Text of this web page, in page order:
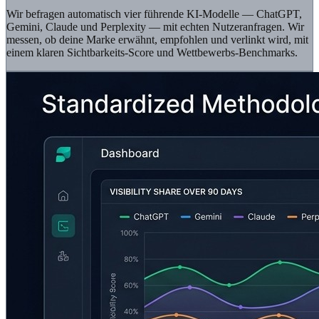
Wir befragen automatisch vier führende KI-Modelle — ChatGPT,
Gemini, Claude und Perplexity — mit echten Nutzeranfragen. Wir
messen, ob deine Marke erwähnt, empfohlen und verlinkt wird, mit
einem klaren Sichtbarkeits-Score und Wettbewerbs-Benchmarks.